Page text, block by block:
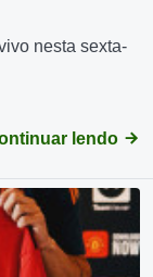
nesta sexta-
lendo